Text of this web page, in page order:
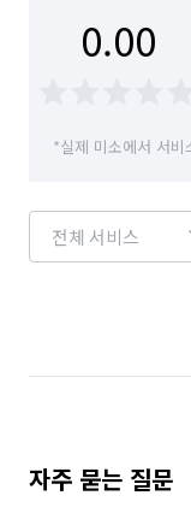
0.00
*실제 미소에서 서
자주 묻는 질문